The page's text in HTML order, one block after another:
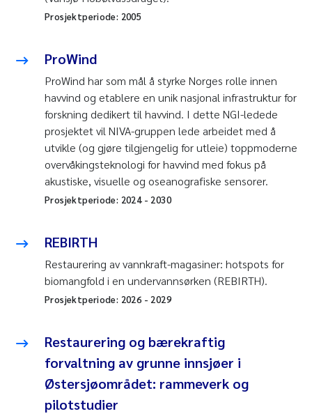
Prosjektperiode: 2005
ProWind
ProWind har som mål å styrke Norges rolle innen
havvind og etablere en unik nasjonal infrastruktur for
forskning dedikert til havvind. I dette NGI-ledede
prosjektet vil NIVA-gruppen lede arbeidet med å
utvikle (og gjøre tilgjengelig for utleie) toppmoderne
overvåkingsteknologi for havvind med fokus på
akustiske, visuelle og oseanografiske sensorer.
Prosjektperiode: 2024- 2030
REBIRTH
Restaurering av vannkraft-magasiner: hotspots for
biomangfold i en undervannsørken (REBIRTH).
Prosjektperiode: 2026 - 2029
Restaurering og bærekraftig
forvaltning av grunne innsjøer i
Østersjøområdet: rammeverk og
pilotstudier